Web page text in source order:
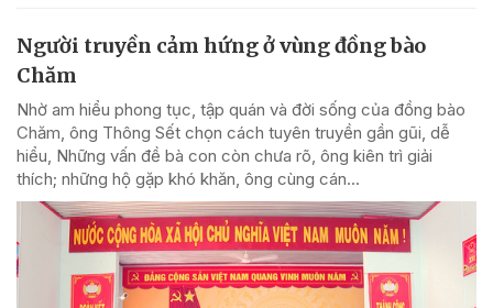
Người truyền cảm hứng ở vùng đồng bào
Chăm
Nhờ am hiểu phong tục, tập quán và đời sống của đồng bào
Chăm, ông Thông Sết chọn cách tuyên truyền gần gũi, dễ
hiểu, Những vấn đề bà con còn chưa rõ, ông kiên trì giải
thích; những hộ gặp khó khăn, ông cùng cán...